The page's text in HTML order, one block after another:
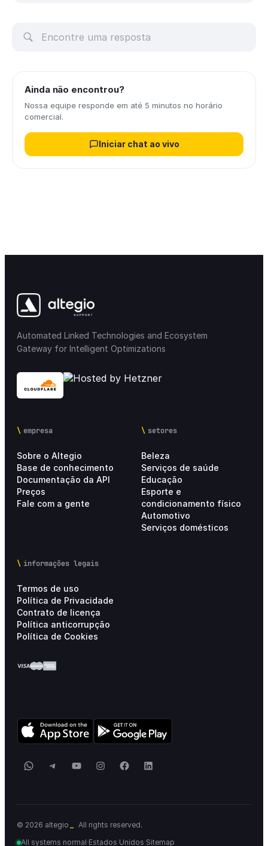
Ainda não encontrou?
Nossa equipe responde em até 5 minutos no horário
comercial.
Iniciar chat ao vivo
Automated Linked Technologies and Ecosystem
Gateway for Intelligent Optimizations
empresa
Sobre o Altegio
Base de conhecimento
Documentação da API
Preços
Fale com a gente
setores
Beleza
Serviços de saúde
Educação
Esporte e
condicionamento físico
Automotivo
Serviços domésticos
informações legais
Termos de uso
Política de Privacidade
Contrato de licença
Política anticorrupção
Política de Cookies
WhatsApp
TelegramYouTubeInstagram
FacebookLinkedIn
© 2026 altegio
All rights reserved.
All systems normal·Estados Unidos·Sitemap